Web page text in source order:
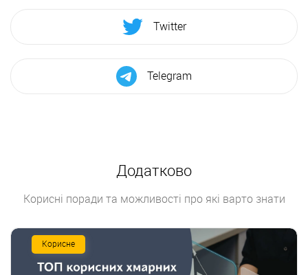
Twitter
Telegram
Додатково
Корисні поради та можливості про які варто знати
Корисне